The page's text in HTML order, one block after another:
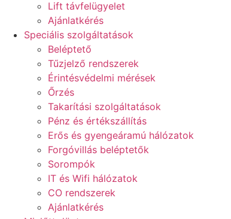
Lift távfelügyelet
Ajánlatkérés
Speciális szolgáltatások
Beléptető
Tűzjelző rendszerek
Érintésvédelmi mérések
Őrzés
Takarítási szolgáltatások
Pénz és értékszállítás
Erős és gyengeáramú hálózatok
Forgóvillás beléptetők
Sorompók
IT és Wifi hálózatok
CO rendszerek
Ajánlatkérés